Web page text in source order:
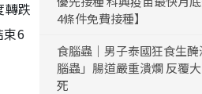
轉跌
6
4條件免費接種】
食腦蟲｜男子泰國狂食生
腦蟲」腸道嚴重潰爛 反覆
死